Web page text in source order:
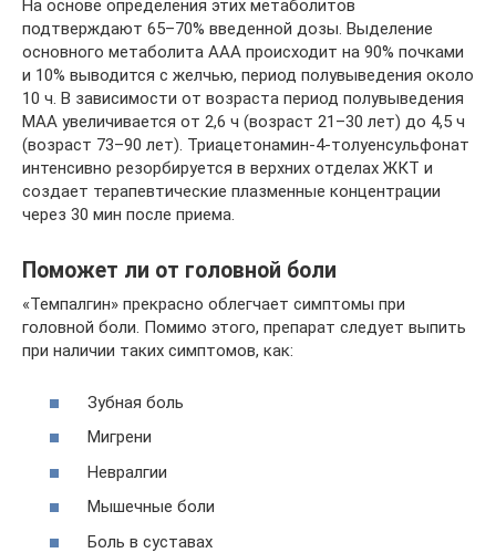
На основе определения этих метаболитов
подтверждают 65–70% введенной дозы. Выделение
основного метаболита ААА происходит на 90% почками
и 10% выводится с желчью, период полувыведения около
10 ч. В зависимости от возраста период полувыведения
МАА увеличивается от 2,6 ч (возраст 21–30 лет) до 4,5 ч
(возраст 73–90 лет). Триацетонамин-4-толуенсульфонат
интенсивно резорбируется в верхних отделах ЖКТ и
создает терапевтические плазменные концентрации
через 30 мин после приема.
Поможет ли от головной боли
«Темпалгин» прекрасно облегчает симптомы при
головной боли. Помимо этого, препарат следует выпить
при наличии таких симптомов, как:
Зубная боль
Мигрени
Невралгии
Мышечные боли
Боль в суставах